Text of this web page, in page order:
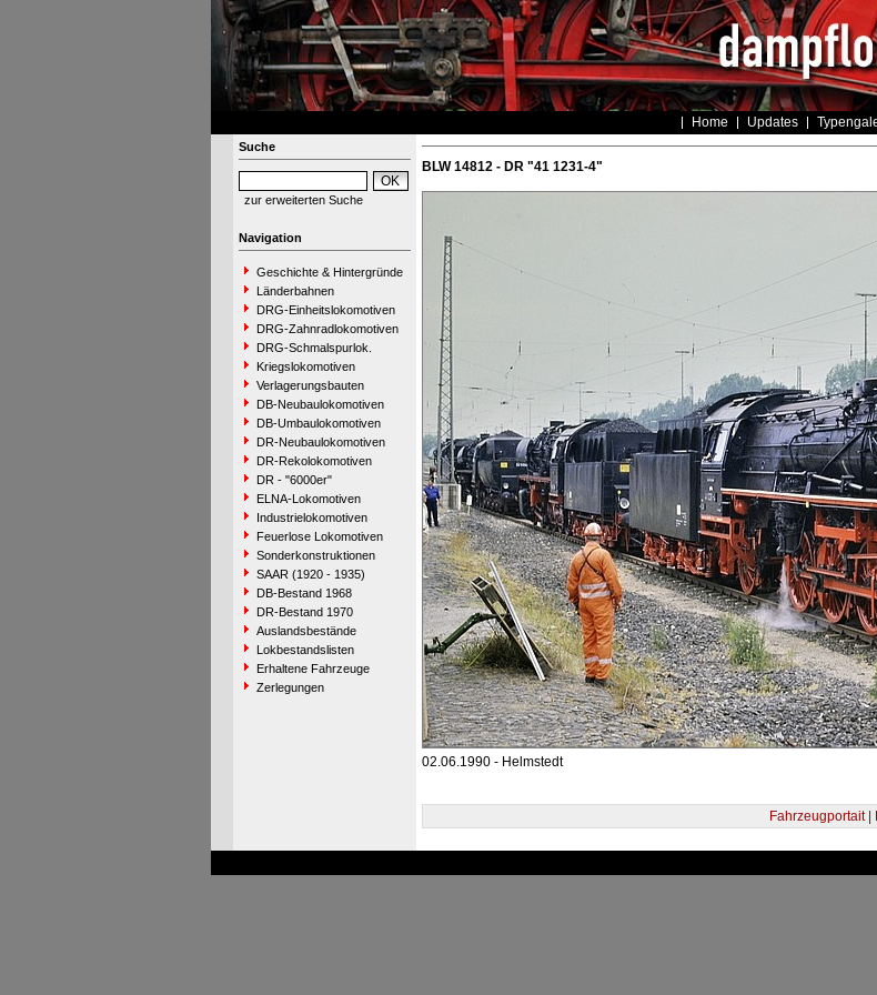
Home Updates
Suche
zur erweiterten Suche
Navigation
Geschichte & Hintergründe
Länderbahnen
DRG-Einheitslokomotiven
DRG-Zahnradlokomotiven
DRG-Schmalspurlok.
Kriegslokomotiven
Verlagerungsbauten
DB-Neubaulokomotiven
DB-Umbaulokomotiven
DR-Neubaulokomotiven
DR-Rekolokomotiven
DR - "6000er"
ELNA-Lokomotiven
Industrielokomotiven
Feuerlose Lokomotiven
Sonderkonstruktionen
SAAR (1920 - 1935)
DB-Bestand 1968
DR-Bestand 1970
Auslandsbestände
Lokbestandslisten
Erhaltene Fahrzeuge
Zerlegungen
BLW 14812 - DR "41 1231-4"
02.06.1990 - Helmstedt
Fahrzeugportait |